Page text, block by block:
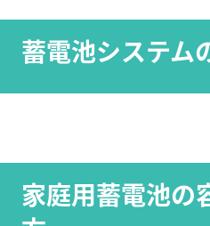
蓄電池システム
家庭用蓄電池の